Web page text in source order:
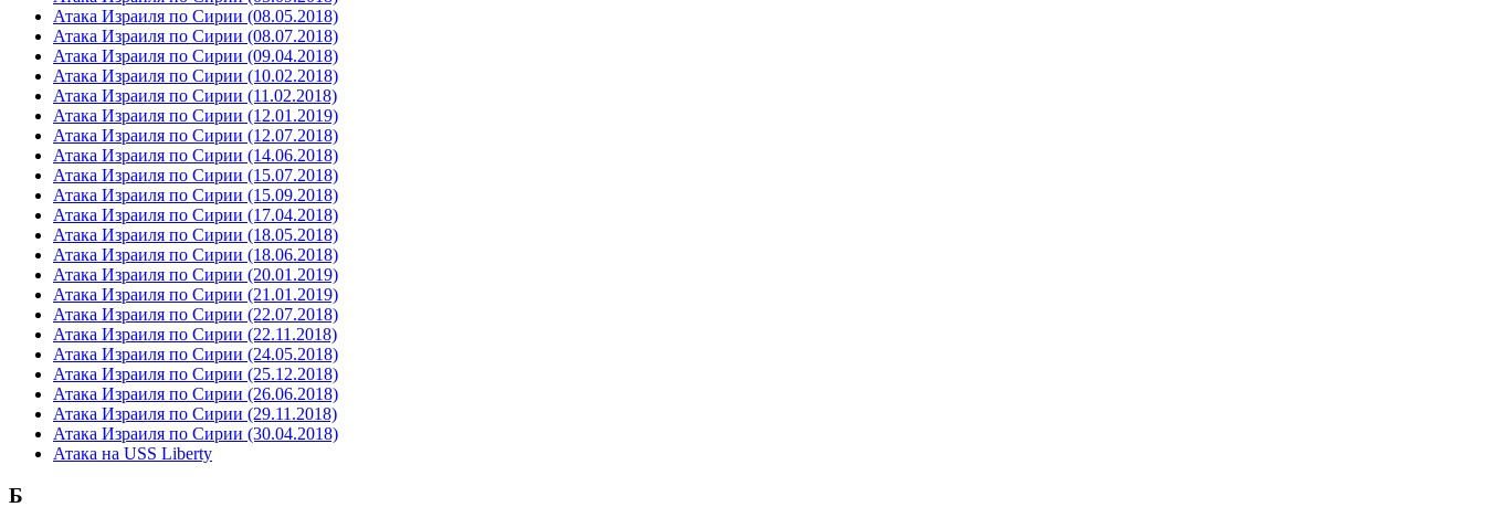
Атака Израиля по Сирии (08.05.2018)
Атака Израиля по Сирии (08.07.2018)
Атака Израиля по Сирии (09.04.2018)
Атака Израиля по Сирии (10.02.2018)
Атака Израиля по Сирии (11.02.2018)
Атака Израиля по Сирии (12.01.2019)
Атака Израиля по Сирии (12.07.2018)
Атака Израиля по Сирии (14.06.2018)
Атака Израиля по Сирии (15.07.2018)
Атака Израиля по Сирии (15.09.2018)
Атака Израиля по Сирии (17.04.2018)
Атака Израиля по Сирии (18.05.2018)
Атака Израиля по Сирии (18.06.2018)
Атака Израиля по Сирии (20.01.2019)
Атака Израиля по Сирии (21.01.2019)
Атака Израиля по Сирии (22.07.2018)
Атака Израиля по Сирии (22.11.2018)
Атака Израиля по Сирии (24.05.2018)
Атака Израиля по Сирии (25.12.2018)
Атака Израиля по Сирии (26.06.2018)
Атака Израиля по Сирии (29.11.2018)
Атака Израиля по Сирии (30.04.2018)
Атака на USS Liberty
Б